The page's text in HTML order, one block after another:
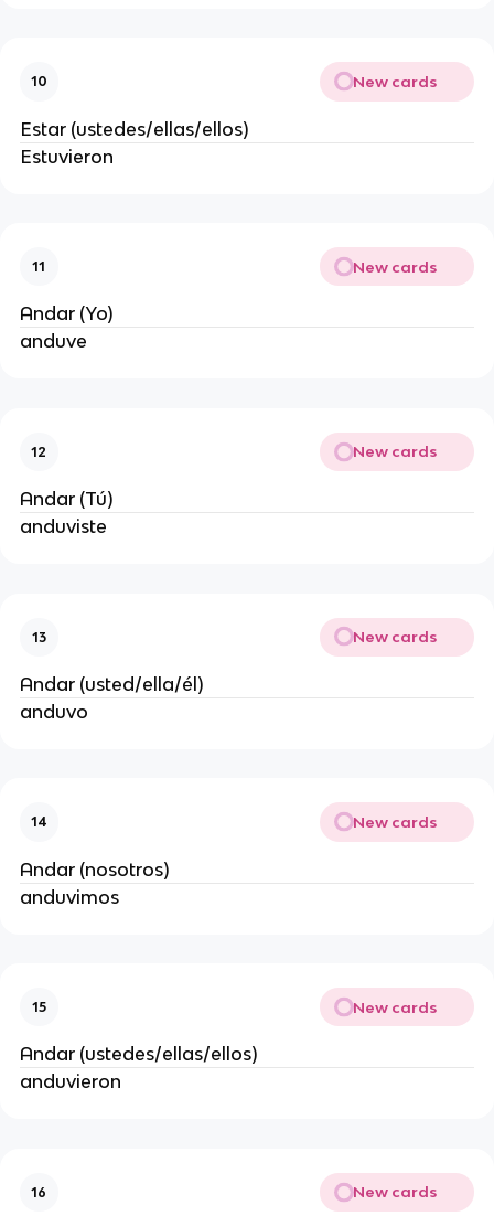
10 New cards
Estar (ustedes/ellas/ellos)
Estuvieron
11 New cards
Andar (Yo)
anduve
12 New cards
Andar (Tú)
anduviste
13 New cards
Andar (usted/ella/él)
anduvo
14 New cards
Andar (nosotros)
anduvimos
15 New cards
Andar (ustedes/ellas/ellos)
anduvieron
16 New cards